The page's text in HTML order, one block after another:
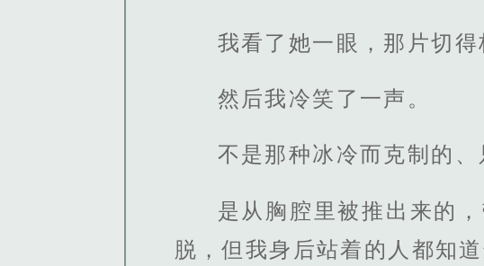
我看了她一眼，那片切
然后我冷笑了一声。
不是那种冰冷而克制的、
是从胸腔里被推出来的
脱，但我身后站着的人都知